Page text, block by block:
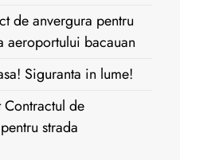
de anvergura pentru
aeroportului bacauan
Siguranta in lume!
Contractul de
strada